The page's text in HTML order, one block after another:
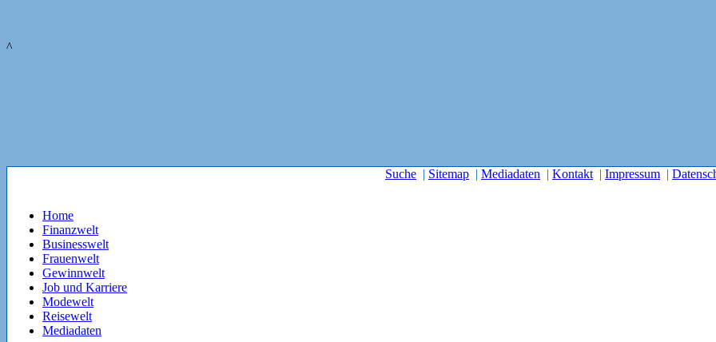
^
Suche | Sitemap | Mediadaten | Kontakt | Impressum |
Home
Finanzwelt
Businesswelt
Frauenwelt
Gewinnwelt
Job und Karriere
Modewelt
Reisewelt
Mediadaten